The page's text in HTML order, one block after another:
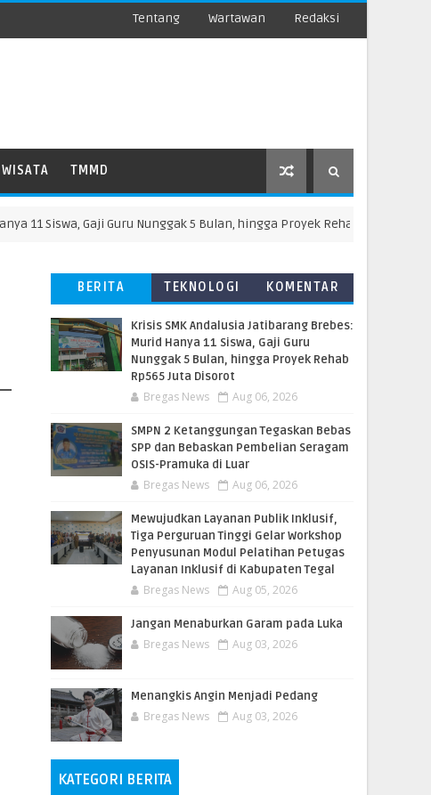
Tentang Wartawan Redaksi
WISATA TMMD
Gaji Guru Nunggak 5 Bulan, hingga Proyek Rehab Rp565 Juta Disorot
BERITA
TERBARU
TEKNOLOGI
KOMENTAR
Krisis SMK Andalusia Jatibarang Brebes:
Murid Hanya 11 Siswa, Gaji Guru
Nunggak 5 Bulan, hingga Proyek Rehab
Rp565 Juta Disorot
Bregas News Aug 06, 2026
SMPN 2 Ketanggungan Tegaskan Bebas
SPP dan Bebaskan Pembelian Seragam
OSIS-Pramuka di Luar
Bregas News Aug 06, 2026
​Mewujudkan Layanan Publik Inklusif,
Tiga Perguruan Tinggi Gelar Workshop
Penyusunan Modul Pelatihan Petugas
Layanan Inklusif di Kabupaten Tegal
Bregas News Aug 05, 2026
Jangan Menaburkan Garam pada Luka
Bregas News Aug 03, 2026
Menangkis Angin Menjadi Pedang
Bregas News Aug 03, 2026
KATEGORI BERITA